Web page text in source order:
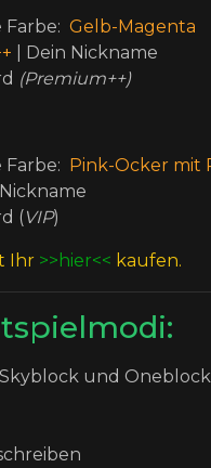
Farbe: Gelb-Magenta
| Dein Nickname
(Premium++)
Farbe: Pink-Ocker mit
Nickname
(VIP)
Ihr >>hier<< kaufen.
und